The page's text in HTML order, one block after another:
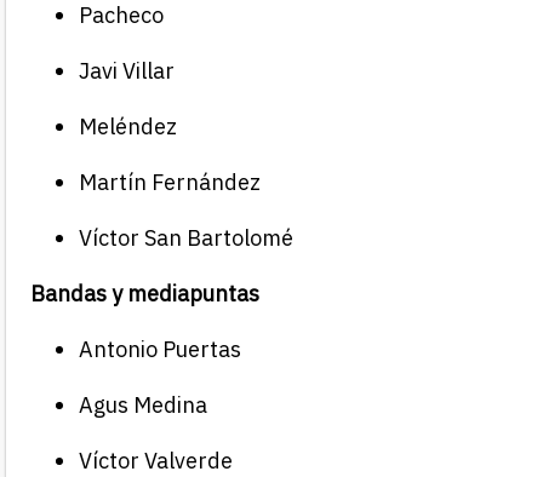
Pacheco
Javi Villar
Meléndez
Martín Fernández
Víctor San Bartolomé
Bandas y mediapuntas
Antonio Puertas
Agus Medina
Víctor Valverde